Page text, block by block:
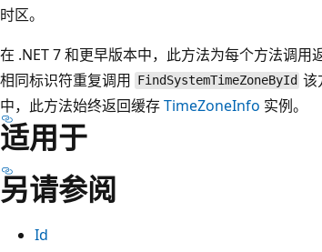
时区。
在 .NET 7 和更早版本中，此方法为每个方法调用
相同标识符重复调用 FindSystemTimeZoneById 该
中，此方法始终返回缓存TimeZoneInfo 实例。
适用于
另请参阅
Id